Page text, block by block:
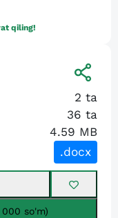
qiling!
2 ta
36 ta
4.59 MB
.docx
so'm)